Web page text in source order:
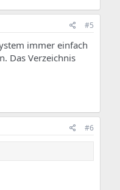
#5
immer einfach
Das Verzeichnis
#6